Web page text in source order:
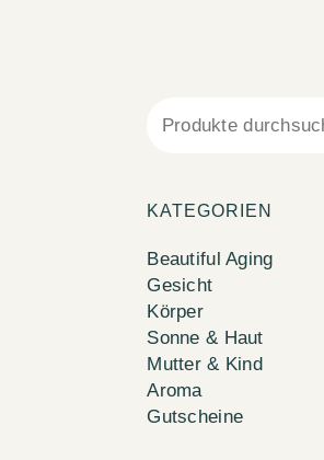
KATEGORIEN
Beautiful Aging
Gesicht
Körper
Sonne & Haut
Mutter & Kind
Aroma
Gutscheine